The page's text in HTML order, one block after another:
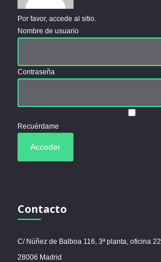
Por favor, accede al sitio.
Nombre de usuario
Contraseña
Recuérdame
Contacto
C/ Núñez de Balboa 116, 3ª planta, oficina 22
28006 Madrid